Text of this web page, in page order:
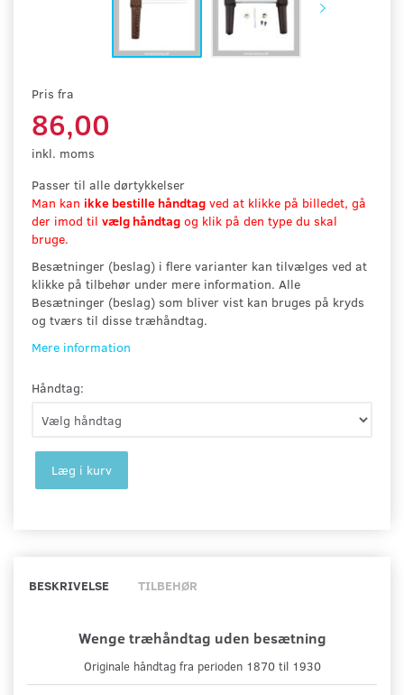
Pris fra
86,00
inkl. moms
Passer til alle dørtykkelser
Man kan ikke bestille håndtag ved at klikke på billedet, gå
der imod til vælg håndtag og klik på den type du skal
bruge.
Besætninger (beslag) i flere varianter kan tilvælges ved at
klikke på tilbehør under mere information. Alle
Besætninger (beslag) som bliver vist kan bruges på kryds
og tværs til disse træhåndtag.
Mere information
Håndtag:
Læg i kurv
BESKRIVELSE TILBEHØR
Wenge træhåndtag uden besætning
Originale håndtag fra perioden 1870 til 1930